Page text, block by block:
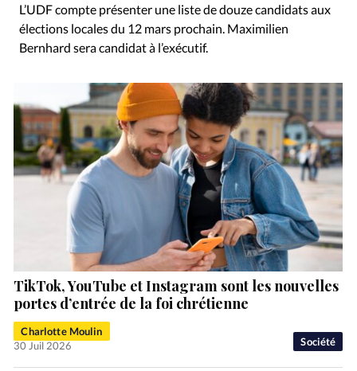
L’UDF compte présenter une liste de douze candidats aux
élections locales du 12 mars prochain. Maximilien
Bernhard sera candidat à l’exécutif.
Société
TikTok, YouTube et Instagram sont les nouvelles
portes d’entrée de la foi chrétienne
Charlotte Moulin
30 Juil 2026